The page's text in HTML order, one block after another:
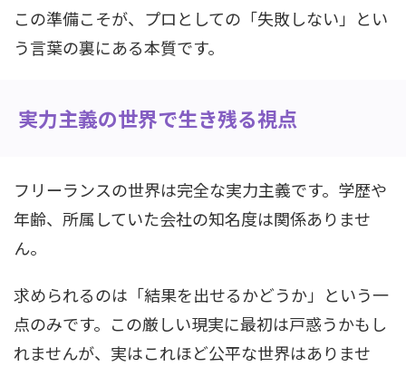
この準備こそが、プロとしての「失敗しない」とい
う言葉の裏にある本質です。
実力主義の世界で生き残る視点
フリーランスの世界は完全な実力主義です。学歴や
年齢、所属していた会社の知名度は関係ありませ
ん。
求められるのは「結果を出せるかどうか」という一
点のみです。この厳しい現実に最初は戸惑うかもし
れませんが、実はこれほど公平な世界はありませ